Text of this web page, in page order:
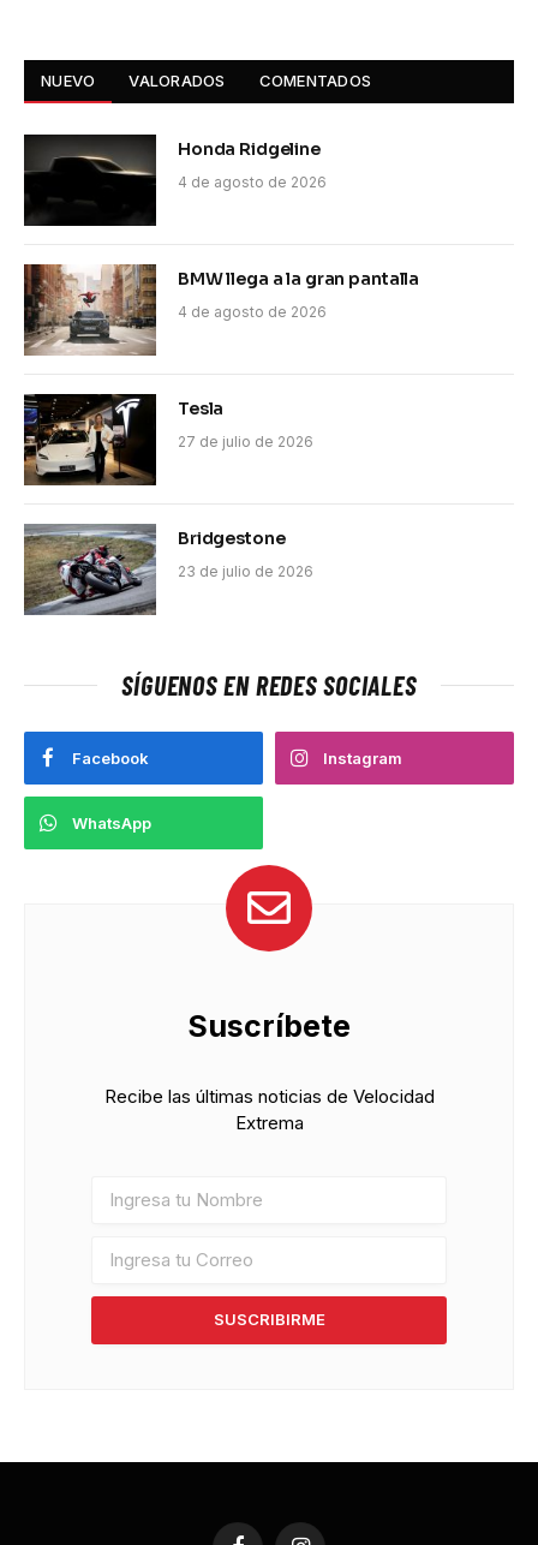
NUEVO VALORADOS COMENTADOS
Honda Ridgeline
4 de agosto de 2026
BMW llega a la gran pantalla
4 de agosto de 2026
Tesla
27 de julio de 2026
Bridgestone
23 de julio de 2026
SÍGUENOS EN REDES SOCIALES
Facebook Instagram
WhatsApp
Suscríbete
Recibe las últimas noticias de Velocidad
Extrema
SUSCRIBIRME